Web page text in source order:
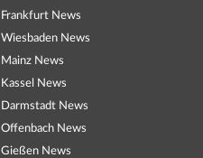
Frankfurt News
Wiesbaden News
Mainz News
Kassel News
Darmstadt News
Offenbach News
Gießen News